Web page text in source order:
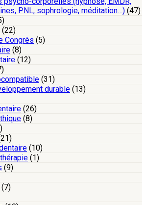
PNL, sophrologie, méditation…) (47)
(22)
Congrès (5)
(8)
(12)
(31)
durable (13)
(26)
(8)
(10)
(1)
(9)
(7)